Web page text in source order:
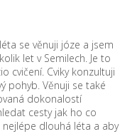
se věnuji józe a jsem
let v Semilech. Je to
cvičení. Cviky konzultuji
pohyb. Věnuji se také
dokonalostí
cesty jak ho co
dlouhá léta a aby